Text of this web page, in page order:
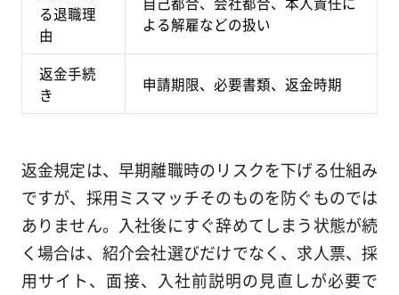
る退職理
由
よる解雇などの扱い
返金手続
き
申請期限、必要書類、返金時期
返金規定は、早期離職時のリスクを下げる仕組み
ですが、採用ミスマッチそのものを防ぐものでは
ありません。入社後にすぐ辞めてしまう状態が続
く場合は、紹介会社選びだけでなく、求人票、採
用サイト、面接、入社前説明の見直しが必要で